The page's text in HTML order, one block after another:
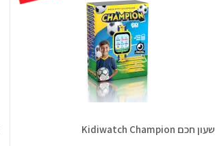
שעון חכם Kidiwatch Champion